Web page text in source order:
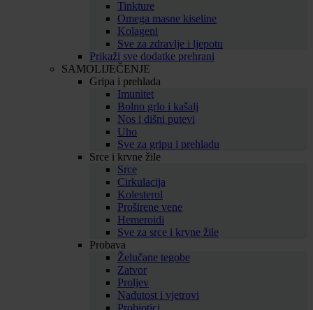
Tinkture
Omega masne kiseline
Kolageni
Sve za zdravlje i ljepotu
Prikaži sve dodatke prehrani
SAMOLIJEČENJE
Gripa i prehlada
Imunitet
Bolno grlo i kašalj
Nos i dišni putevi
Uho
Sve za gripu i prehladu
Srce i krvne žile
Srce
Cirkulacija
Kolesterol
Proširene vene
Hemeroidi
Sve za srce i krvne žile
Probava
Želučane tegobe
Zatvor
Proljev
Nadutost i vjetrovi
Probiotici